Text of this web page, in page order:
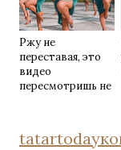
Ржу не
переставая, это
видео
пересмотришь не
tatartoday